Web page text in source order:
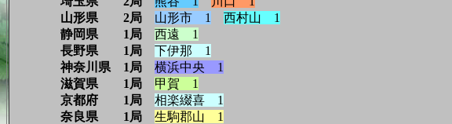
山形県 2局 山形市 1
西村山 1
静岡県 1局 西遠 1
長野県 1局
下伊那 1
神奈川県 1局 横浜中央 1
滋賀県 1局 甲賀 1
京都府 1局 相楽綴喜 1
奈良県 1局 生駒郡山 1